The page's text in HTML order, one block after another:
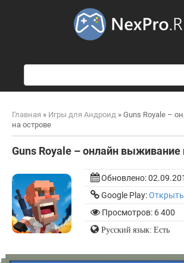
о
и
к
Главная » Игры для Андроид » Guns Royale –
на острове
Guns Royale – онлайн выживание
Обновлено:
Google Play:Открыть
Просмотров: 6 400
Русский язык: Есть